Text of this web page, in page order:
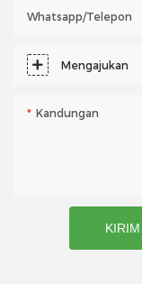
Whatsapp/telepon
Mengajukan
Kandungan